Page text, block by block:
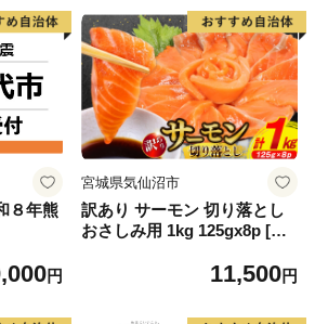
８年熊
円
宮城県気仙沼市
訳あり サーモン 切り落とし
おさしみ用 1kg 125gx8p [足
4313] 魚 魚介類 鮭 お刺し身
11,500円